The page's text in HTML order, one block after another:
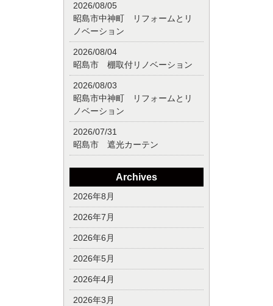
2026/08/05
昭島市中神町 リフォームとリ
ノベーション
2026/08/04
昭島市 棚取付リノベーション
2026/08/03
昭島市中神町 リフォームとリ
ノベーション
2026/07/31
昭島市 遮光カーテン
Archives
2026年8月
2026年7月
2026年6月
2026年5月
2026年4月
2026年3月